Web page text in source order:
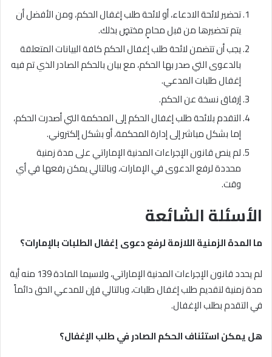
تحضير لائحة الادعاء، أو لائحة طلب إغفال الحكم، ومن الأفضل أن
يتم تحضيرها من قبل محامٍ مختصٍ بذلك.
يجب أن تتضمن لائحة طلب إغفال الحكم كافة البيانات المتعلقة
بالدعوى التي صدر بها الحكم، مع بيان بالحكم الصادر الذي تم فيه
إغفال طلبات المدعي.
إرفاق نسخة عن الحكم.
التقدم بلائحة طلب إغفال الحكم إلى المحكمة التي أصدرت الحكم،
إما بشكل مباشر إلى إدارة المحكمة، أو بشكل إلكتروني.
لم ينص قانون الإجراءات المدنية الإماراتي على مدة زمنية
محددة لرفع الدعوى في الإمارات، وبالتالي يمكن رفعها في أي
وقت.
الأسئلة الشائعة
ما المدة الزمنية اللازمة لرفع دعوى إغفال الطلبات بالإمارات؟
لم يحدد قانون الإجراءات المدنية الإماراتي، ولاسيما المادة 139 منه أية
مدة زمنية لتقديم طلب إغفال طلبات، وبالتالي فإن للمدعي الحق دائماً
في التقدم بطلب الإغفال.
هل يمكن استئناف الحكم الصادر في طلب الإغفال؟